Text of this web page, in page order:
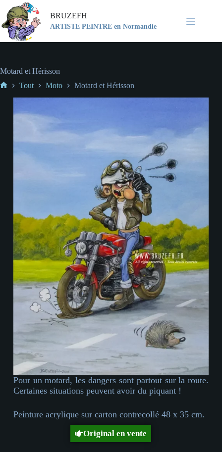
BRUZEFH
ARTISTE PEINTRE en Normandie
Motard et Hérisson
Tout
Moto Motard et Hérisson
Pour un motard, les dangers sont partout sur la route.
Certaines situations peuvent avoir du piquant !
Peinture acrylique sur carton contrecollé 48 x 35 cm.
Original en vente